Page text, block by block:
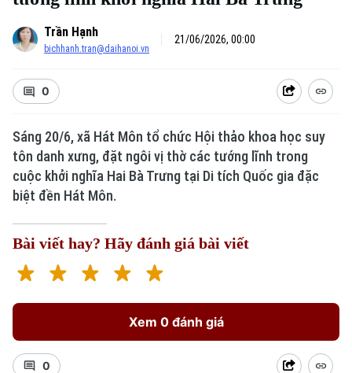
Trần Hạnh
bichhanh.tran@daihanoi.vn
21/06/2026, 00:00
0
Sáng 20/6, xã Hát Môn tổ chức Hội thảo khoa học suy
tôn danh xưng, đặt ngôi vị thờ các tướng lĩnh trong
cuộc khởi nghĩa Hai Bà Trưng tại Di tích Quốc gia đặc
biệt đền Hát Môn.
Bài viết hay? Hãy đánh giá bài viết
Xem 0 đánh giá
0